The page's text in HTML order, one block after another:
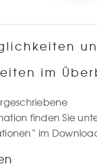
im
finden Sie
im